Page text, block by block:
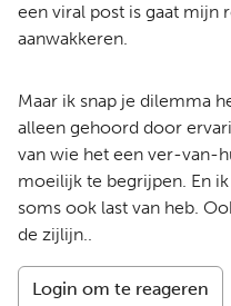
een viral post is gaat mijn
aanwakkeren.
Maar ik snap je dilemma
alleen gehoord door
van wie het een ver-van-
moeilijk te begrijpen. En
soms ook last van heb.
de zijlijn..
Login om te reageren